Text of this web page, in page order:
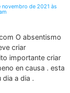
novembro de 2021 às
O absentismo
criar
importante criar
en causa . esta
dia a dia .